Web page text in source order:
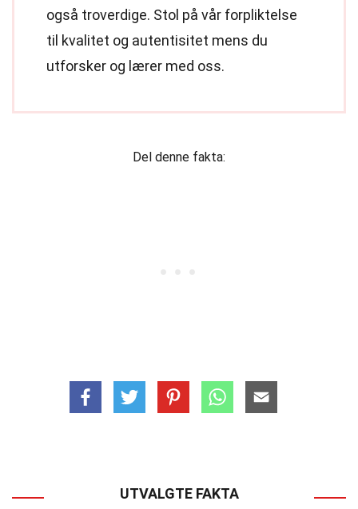
også troverdige. Stol på vår forpliktelse
til kvalitet og autentisitet mens du
utforsker og lærer med oss.
Del denne fakta:
UTVALGTE FAKTA